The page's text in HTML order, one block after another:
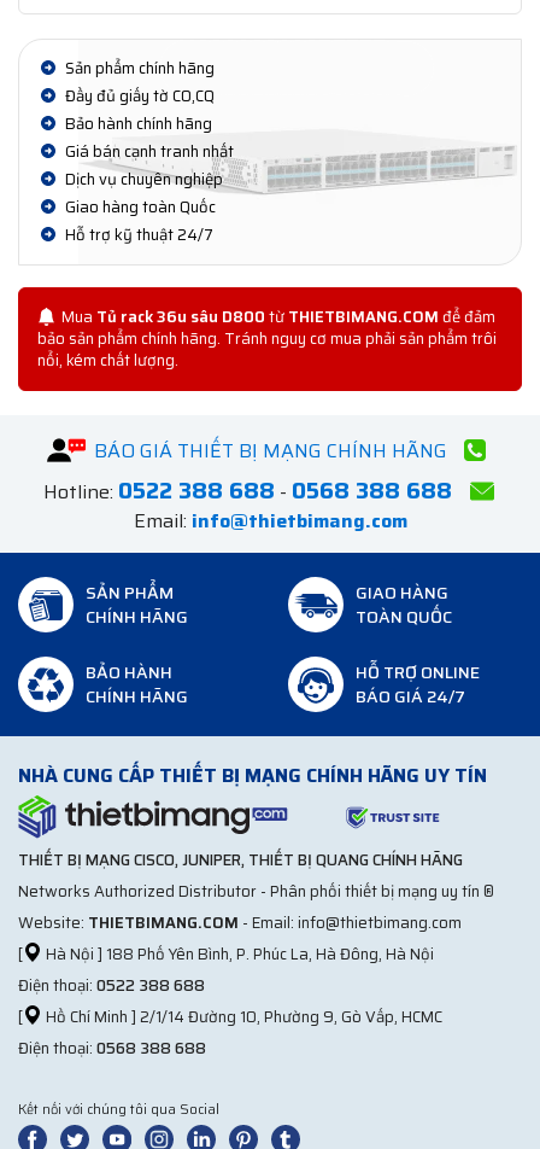
Sản phẩm chính hãng
Đầy đủ giấy tờ CO,CQ
Bảo hành chính hãng
Giá bán cạnh tranh nhất
Dịch vụ chuyên nghiệp
Giao hàng toàn Quốc
Hỗ trợ kỹ thuật 24/7
Mua Tủ rack 36u sâu D800từTHIETBIMANG.COMđể đảm
bảo sản phẩm chính hãng. Tránh nguy cơ mua phải sản phẩm trôi
nổi, kém chất lượng.
BÁO GIÁ THIẾT BỊ MẠNG CHÍNH HÃNG
Hotline: 0522 388 688 - 0568 388 688
Email: info@thietbimang.com
SẢN PHẨM
CHÍNH HÃNG
GIAO HÀNG
TOÀN QUỐC
BẢO HÀNH
CHÍNH HÃNG
HỖ TRỢ ONLINE
BÁO GIÁ 24/7
NHÀ CUNG CẤP THIẾT BỊ MẠNG CHÍNH HÃNG UY TÍN
THIẾT BỊ MẠNG CISCO, JUNIPER, THIẾT BỊ QUANG CHÍNH HÃNG
Networks Authorized Distributor - Phân phối thiết bị mạng uy tín ®
Website: THIETBIMANG.COM - Email: info@thietbimang.com
[
Hà Nội ] 188 Phố Yên Bình, P. Phúc La, Hà Đông, Hà Nội
Điện thoại:0522 388 688
[
Hồ Chí Minh ] 2/1/14 Đường 10, Phường 9, Gò Vấp, HCMC
Điện thoại:0568 388 688
Kết nối với chúng tôi qua Social